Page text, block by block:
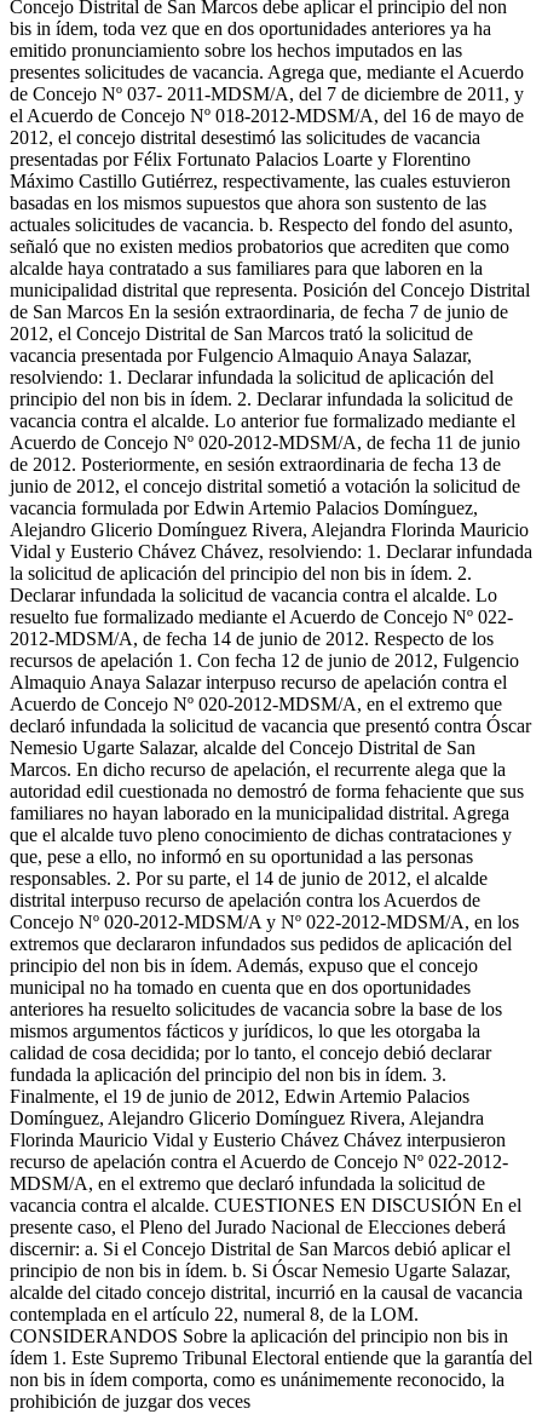
Concejo Distrital de San Marcos debe aplicar el principio del non
bis in ídem, toda vez que en dos oportunidades anteriores ya ha
emitido pronunciamiento sobre los hechos imputados en las
presentes solicitudes de vacancia. Agrega que, mediante el Acuerdo
de Concejo Nº 037- 2011-MDSM/A, del 7 de diciembre de 2011, y
el Acuerdo de Concejo Nº 018-2012-MDSM/A, del 16 de mayo de
2012, el concejo distrital desestimó las solicitudes de vacancia
presentadas por Félix Fortunato Palacios Loarte y Florentino
Máximo Castillo Gutiérrez, respectivamente, las cuales estuvieron
basadas en los mismos supuestos que ahora son sustento de las
actuales solicitudes de vacancia. b. Respecto del fondo del asunto,
señaló que no existen medios probatorios que acrediten que como
alcalde haya contratado a sus familiares para que laboren en la
municipalidad distrital que representa. Posición del Concejo Distrital
de San Marcos En la sesión extraordinaria, de fecha 7 de junio de
2012, el Concejo Distrital de San Marcos trató la solicitud de
vacancia presentada por Fulgencio Almaquio Anaya Salazar,
resolviendo: 1. Declarar infundada la solicitud de aplicación del
principio del non bis in ídem. 2. Declarar infundada la solicitud de
vacancia contra el alcalde. Lo anterior fue formalizado mediante el
Acuerdo de Concejo Nº 020-2012-MDSM/A, de fecha 11 de junio
de 2012. Posteriormente, en sesión extraordinaria de fecha 13 de
junio de 2012, el concejo distrital sometió a votación la solicitud de
vacancia formulada por Edwin Artemio Palacios Domínguez,
Alejandro Glicerio Domínguez Rivera, Alejandra Florinda Mauricio
Vidal y Eusterio Chávez Chávez, resolviendo: 1. Declarar infundada
la solicitud de aplicación del principio del non bis in ídem. 2.
Declarar infundada la solicitud de vacancia contra el alcalde. Lo
resuelto fue formalizado mediante el Acuerdo de Concejo Nº 022-
2012-MDSM/A, de fecha 14 de junio de 2012. Respecto de los
recursos de apelación 1. Con fecha 12 de junio de 2012, Fulgencio
Almaquio Anaya Salazar interpuso recurso de apelación contra el
Acuerdo de Concejo Nº 020-2012-MDSM/A, en el extremo que
declaró infundada la solicitud de vacancia que presentó contra Óscar
Nemesio Ugarte Salazar, alcalde del Concejo Distrital de San
Marcos. En dicho recurso de apelación, el recurrente alega que la
autoridad edil cuestionada no demostró de forma fehaciente que sus
familiares no hayan laborado en la municipalidad distrital. Agrega
que el alcalde tuvo pleno conocimiento de dichas contrataciones y
que, pese a ello, no informó en su oportunidad a las personas
responsables. 2. Por su parte, el 14 de junio de 2012, el alcalde
distrital interpuso recurso de apelación contra los Acuerdos de
Concejo Nº 020-2012-MDSM/A y Nº 022-2012-MDSM/A, en los
extremos que declararon infundados sus pedidos de aplicación del
principio del non bis in ídem. Además, expuso que el concejo
municipal no ha tomado en cuenta que en dos oportunidades
anteriores ha resuelto solicitudes de vacancia sobre la base de los
mismos argumentos fácticos y jurídicos, lo que les otorgaba la
calidad de cosa decidida; por lo tanto, el concejo debió declarar
fundada la aplicación del principio del non bis in ídem. 3.
Finalmente, el 19 de junio de 2012, Edwin Artemio Palacios
Domínguez, Alejandro Glicerio Domínguez Rivera, Alejandra
Florinda Mauricio Vidal y Eusterio Chávez Chávez interpusieron
recurso de apelación contra el Acuerdo de Concejo Nº 022-2012-
MDSM/A, en el extremo que declaró infundada la solicitud de
vacancia contra el alcalde. CUESTIONES EN DISCUSIÓN En el
presente caso, el Pleno del Jurado Nacional de Elecciones deberá
discernir: a. Si el Concejo Distrital de San Marcos debió aplicar el
principio de non bis in ídem. b. Si Óscar Nemesio Ugarte Salazar,
alcalde del citado concejo distrital, incurrió en la causal de vacancia
contemplada en el artículo 22, numeral 8, de la LOM.
CONSIDERANDOS Sobre la aplicación del principio non bis in
ídem 1. Este Supremo Tribunal Electoral entiende que la garantía del
non bis in ídem comporta, como es unánimemente reconocido, la
prohibición de juzgar dos veces